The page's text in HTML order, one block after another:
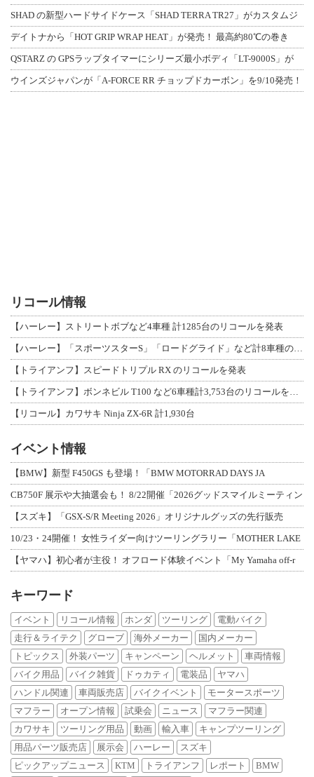
SHAD の新型ハードサイドケース「SHAD TERRA TR27」がカスタムジ
デイトナから「HOT GRIP WRAP HEAT」が発売！ 最高約80℃の巻き
QSTARZ の GPSラップタイマーにシリーズ最小ボディ「LT-9000S」が
ウインズジャパンが「A-FORCE RR チョップドカーボン」を9/10発売！
リコール情報
【ハーレー】ストリートボブなど4車種 計1285台のリコールを発表
【ハーレー】「スポーツスターS」「ロードグライド」など計8車種のリコールを発表
【トライアンフ】スピードトリプル RX のリコールを発表
【トライアンフ】ボンネビル T100 など6車種計3,753台のリコールを発表
【リコール】カワサキ Ninja ZX-6R 計1,930台
イベント情報
【BMW】新型 F450GS も登場！「BMW MOTORRAD DAYS JA
CB750F 展示や大抽選会も！ 8/22開催「2026グッドスマイルミーティン
【スズキ】「GSX-S/R Meeting 2026」オリジナルグッズの先行販売
10/23・24開催！ 女性ライダー向けツーリングラリー「MOTHER LAKE
【ヤマハ】初心者が主役！ オフロード体験イベント「My Yamaha off-r
キーワード
イベント リコール情報 ホンダ ツーリング
電動バイク
走行＆ライテク
グローブ 海外メーカー
国内メーカー
トピックス
外装パーツ キャンペーン ヘルメット
車両情報
バイク用品
バイク雑貨 ドゥカティ 電装品
ヤマハ
ハンドル関連
車両販売店 バイクイベント
モータースポーツ
マフラー
オープン情報 試乗会 ニュース
マフラー関連
カワサキ
ツーリング用品 動画 輸入車
キャンプツーリング
用品パーツ販売店
展示会 ハーレー
スズキ
ピックアップニュース
KTM トライアンフ レポート BMW